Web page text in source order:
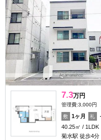
7.3万円
管理費:3,000円
敷 1ヶ月 礼
40.25㎡
1LDK
菊水駅 徒歩4分